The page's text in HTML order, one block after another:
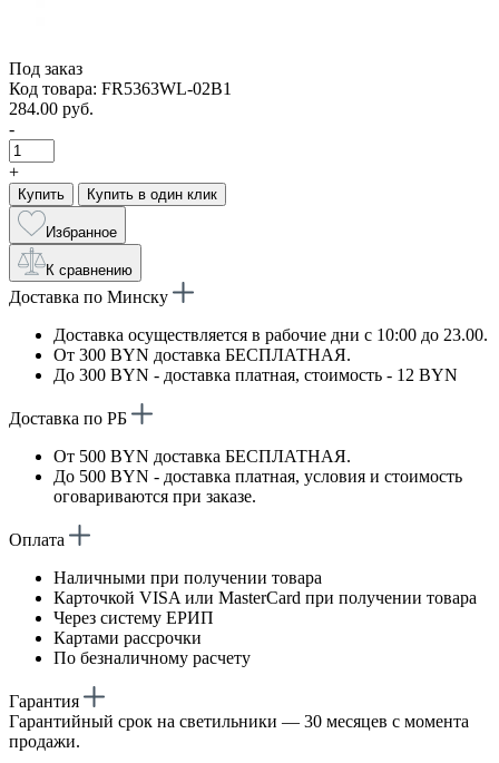
Под заказ
Код товара: FR5363WL-02B1
284.00 руб.
-
+
Купить Купить в один клик
Избранное
К сравнению
Доставка по Минску
Доставка осуществляется в рабочие дни с 10:00 до 23.00.
От 300 BYN доставка БЕСПЛАТНАЯ.
До 300 BYN - доставка платная, стоимость - 12 BYN
Доставка по РБ
От 500 BYN доставка БЕСПЛАТНАЯ.
До 500 BYN - доставка платная, условия и стоимость
оговариваются при заказе.
Оплата
Наличными при получении товара
Карточкой VISA или MasterCard при получении товара
Через систему ЕРИП
Картами рассрочки
По безналичному расчету
Гарантия
Гарантийный срок на светильники — 30 месяцев с момента
продажи.